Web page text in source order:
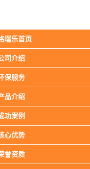
瑞乐首页
司介绍
保服务
品介绍
功案例
心优势
誉资质
甲醛治理